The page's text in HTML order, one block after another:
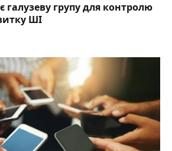
галузеву групу для контролю
ШІ